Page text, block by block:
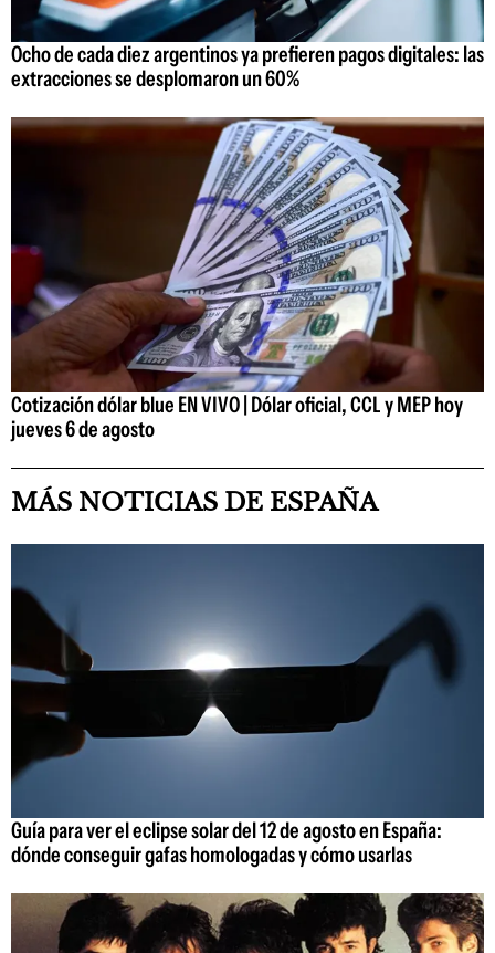
Ocho de cada diez argentinos ya prefieren pagos digitales: las
extracciones se desplomaron un 60%
Cotización dólar blue EN VIVO | Dólar oficial, CCL y MEP hoy
jueves 6 de agosto
MÁS NOTICIAS DE ESPAÑA
Guía para ver el eclipse solar del 12 de agosto en España:
dónde conseguir gafas homologadas y cómo usarlas